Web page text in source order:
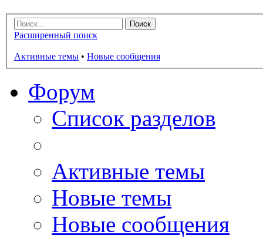
Расширенный поиск
Активные темы • Новые сообщения
Форум
Список разделов
Активные темы
Новые темы
Новые сообщения